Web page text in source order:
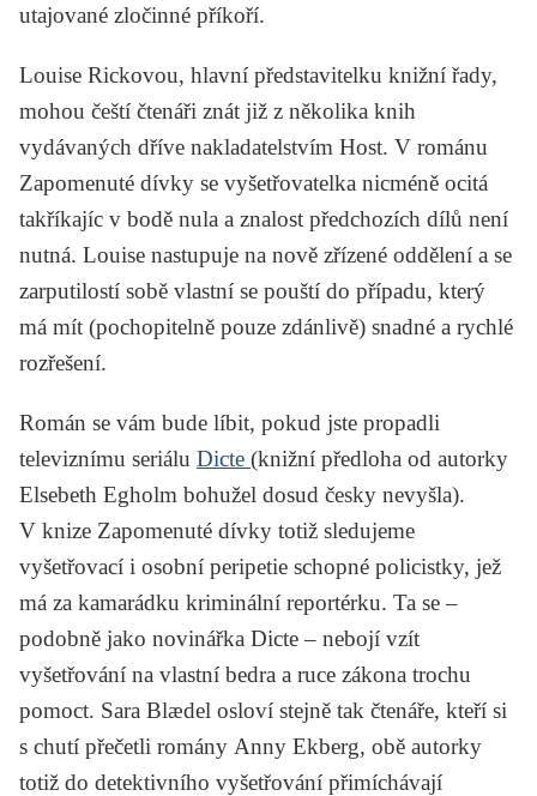
utajované zločinné příkoří.
Louise Rickovou, hlavní představitelku knižní řady,
mohou čeští čtenáři znát již z několika knih
vydávaných dříve nakladatelstvím Host. V románu
Zapomenuté dívky se vyšetřovatelka nicméně ocitá
takříkajíc v bodě nula a znalost předchozích dílů není
nutná. Louise nastupuje na nově zřízené oddělení a se
zarputilostí sobě vlastní se pouští do případu, který
má mít (pochopitelně pouze zdánlivě) snadné a rychlé
rozřešení.
Román se vám bude líbit, pokud jste propadli
televiznímu seriálu Dicte (knižní předloha od autorky
Elsebeth Egholm bohužel dosud česky nevyšla).
V knize Zapomenuté dívky totiž sledujeme
vyšetřovací i osobní peripetie schopné policistky, jež
má za kamarádku kriminální reportérku. Ta se –
podobně jako novinářka Dicte – nebojí vzít
vyšetřování na vlastní bedra a ruce zákona trochu
pomoct. Sara Blædel osloví stejně tak čtenáře, kteří si
s chutí přečetli romány Anny Ekberg, obě autorky
totiž do detektivního vyšetřování přimíchávají